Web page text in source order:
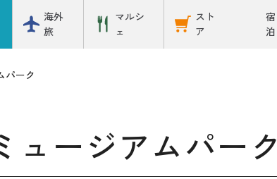
海外
旅
マルシ
ェ
スト
ア
宿
泊
パーク
ュージアムパーク